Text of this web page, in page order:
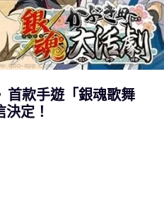
首款手遊「銀魂歌舞
定！